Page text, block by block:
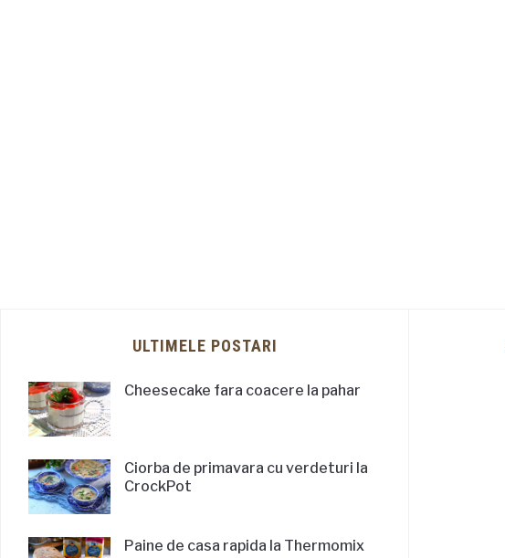
ULTIMELE POSTARI
Cheesecake fara coacere la pahar
Ciorba de primavara cu verdeturi la
CrockPot
Paine de casa rapida la Thermomix